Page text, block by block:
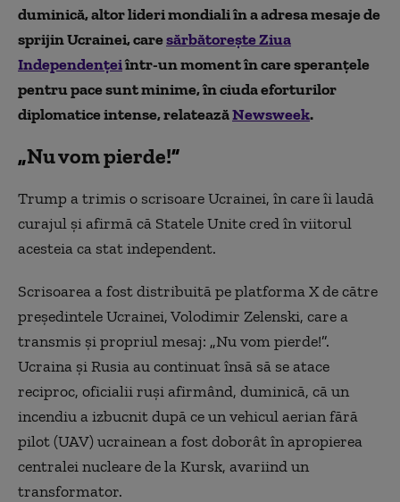
duminică, altor lideri mondiali în a adresa mesaje de
sprijin Ucrainei, caresărbătoreşte Ziua
Independenţeiîntr-un moment în care speranţele
pentru pace sunt minime, în ciuda eforturilor
diplomatice intense, relateazăNewsweek.
„Nu vom pierde!”
Trump a trimis o scrisoare Ucrainei, în care îi laudă
curajul şi afirmă că Statele Unite cred în viitorul
acesteia ca stat independent.
Scrisoarea a fost distribuită pe platforma X de către
preşedintele Ucrainei, Volodimir Zelenski, care a
transmis şi propriul mesaj: „Nu vom pierde!”.
Ucraina şi Rusia au continuat însă să se atace
reciproc, oficialii ruşi afirmând, duminică, că un
incendiu a izbucnit după ce un vehicul aerian fără
pilot (UAV) ucrainean a fost doborât în apropierea
centralei nucleare de la Kursk, avariind un
transformator.